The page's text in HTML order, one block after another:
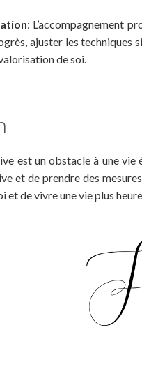
: L’accompagnement
ajuster les techniques
de soi.
est un obstacle à une
et de prendre des
et de vivre une vie plus